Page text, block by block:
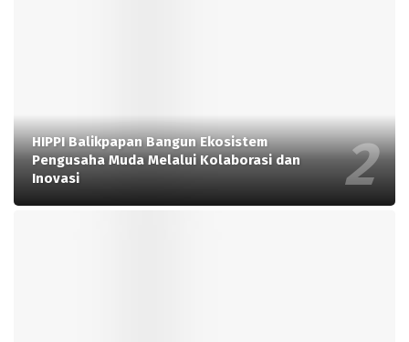
HIPPI Balikpapan Bangun Ekosistem
Pengusaha Muda Melalui Kolaborasi dan
Inovasi